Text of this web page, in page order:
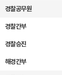
경찰공무원
경찰간부
경찰승진
해경간부